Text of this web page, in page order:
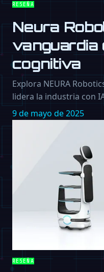
RESEÑA
Neura
vanguardia
cognitiva
Explora NEURA
lidera la industria con
9 de mayo de 2025
RESEÑA